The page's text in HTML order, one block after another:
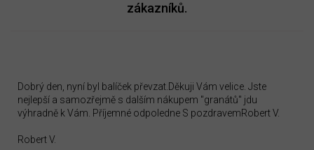
zákazníků.
Dobrý den, nyní byl balíček převzat.Děkuji Vám velice. Jste
nejlepší a samozřejmě s dalším nákupem "granátů" jdu
výhradně k Vám. Příjemné odpoledne S pozdravemRobert V.
Robert V.